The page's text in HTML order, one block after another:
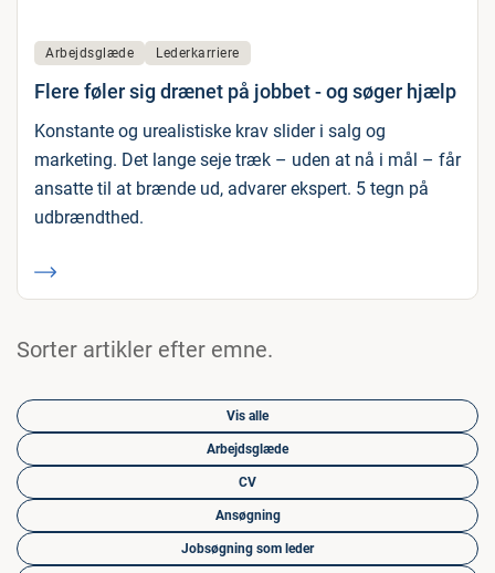
Arbejdsglæde Lederkarriere
Flere føler sig drænet på jobbet - og søger hjælp
Konstante og urealistiske krav slider i salg og
marketing. Det lange seje træk – uden at nå i mål – får
ansatte til at brænde ud, advarer ekspert. 5 tegn på
udbrændthed.
Sorter artikler efter emne.
Vis alle
Arbejdsglæde
CV
Ansøgning
Jobsøgning som leder